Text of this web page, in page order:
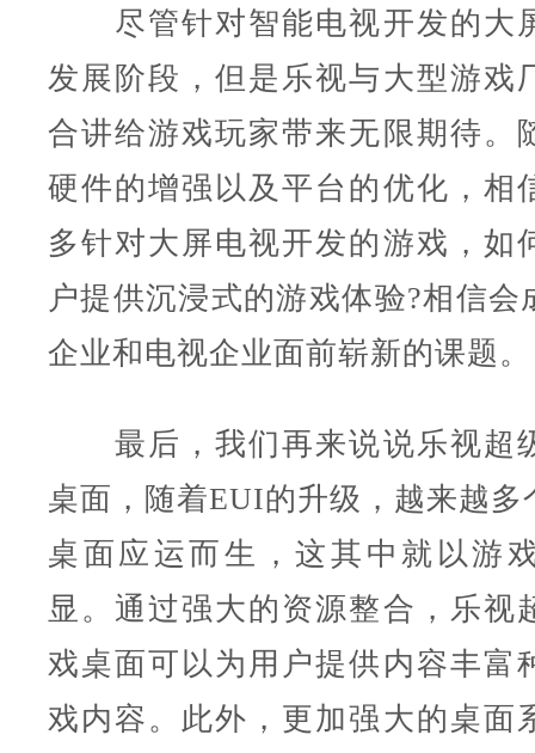
尽管针对智能电视开发的大
发展阶段，但是乐视与大型游戏
合讲给游戏玩家带来无限期待。
硬件的增强以及平台的优化，相
多针对大屏电视开发的游戏，如
户提供沉浸式的游戏体验?相信会
企业和电视企业面前崭新的课题。
最后，我们再来说说乐视超
桌面，随着EUI的升级，越来越多
桌面应运而生，这其中就以游
显。通过强大的资源整合，乐视
戏桌面可以为用户提供内容丰富
戏内容。此外，更加强大的桌面